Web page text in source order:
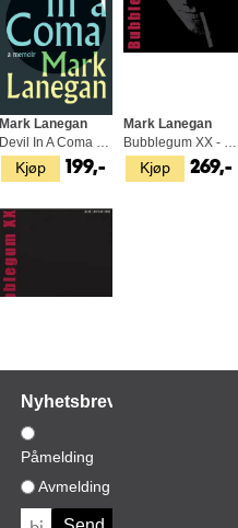
Kjøp
Mark Lanegan
199,- Kjøp
Mark Lanegan
269,-
Kjøp
Mark Lanegan
Bubblegum XX - 20th… - LTD (2LP)
Nyhetsbrev
Påmelding
Avmelding